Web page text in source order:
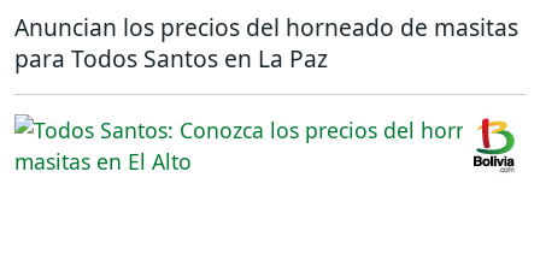
Anuncian los precios del horneado de masitas
para Todos Santos en La Paz